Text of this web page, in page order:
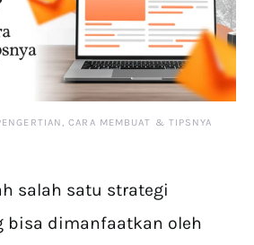
CARA MEMBUAT & TIPSNYA
salah satu strategi
bisa dimanfaatkan oleh